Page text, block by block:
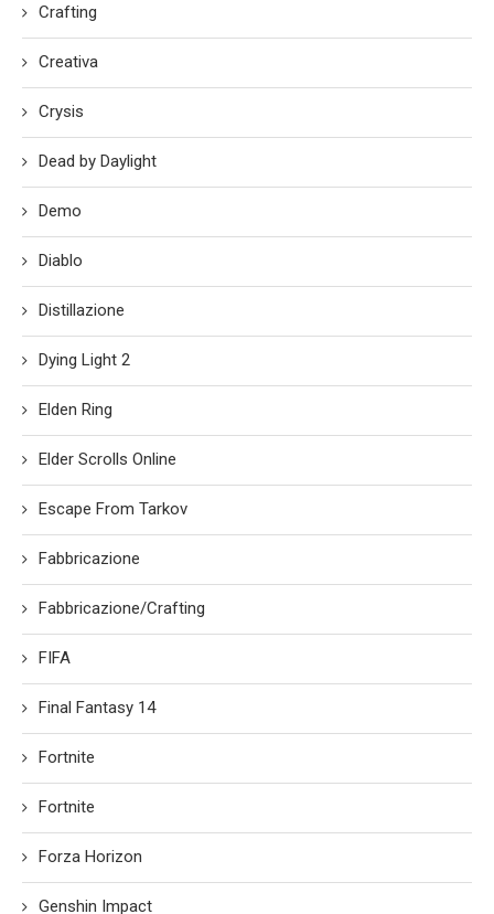
Crafting
Creativa
Crysis
Dead by Daylight
Demo
Diablo
Distillazione
Dying Light 2
Elden Ring
Elder Scrolls Online
Escape From Tarkov
Fabbricazione
Fabbricazione/Crafting
FIFA
Final Fantasy 14
Fortnite
Fortnite
Forza Horizon
Genshin Impact